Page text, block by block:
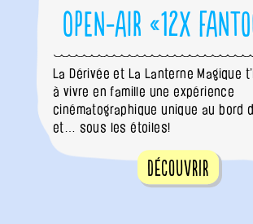
Open-air «12x
La Dérivée et La Lanterne Magique
à vivre en famille une expérience
cinématographique unique au bord
et… sous les étoiles!
Découvrir